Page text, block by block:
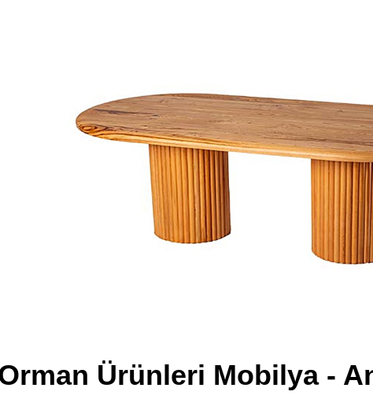
Ürünleri Mobilya -